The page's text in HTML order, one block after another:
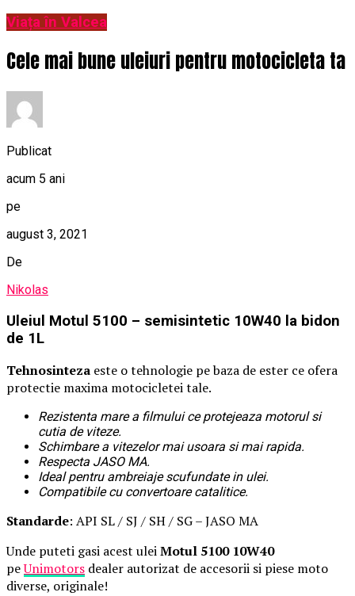
Viața în Valcea
Cele mai bune uleiuri pentru motocicleta ta
Publicat
acum 5 ani
pe
august 3, 2021
De
Nikolas
Uleiul Motul 5100 – semisintetic 10W40 la bidon
de 1L
Tehnosinteza este o tehnologie pe baza de ester ce ofera
protectie maxima motocicletei tale.
Rezistenta mare a filmului ce protejeaza motorul si
cutia de viteze.
Schimbare a vitezelor mai usoara si mai rapida.
Respecta JASO MA.
Ideal pentru ambreiaje scufundate in ulei.
Compatibile cu convertoare catalitice.
Standarde: API SL / SJ / SH / SG – JASO MA
Unde puteti gasi acest uleiMotul 5100 10W40
peUnimotors dealer autorizat de accesorii si piese moto
diverse, originale!